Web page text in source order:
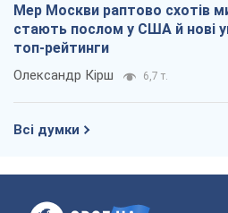
Мер Москви раптово схотів
стають послом у США й нові
топ-рейтинги
Олександр Кірш 6,7 т.
Всі думки